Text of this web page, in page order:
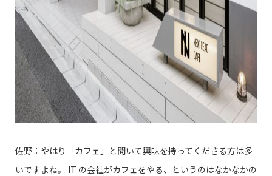
佐野：やはり「カフェ」と聞いて興味を持ってくださる方は多
いですよね。 IT の会社がカフェをやる、というのはなかなかの